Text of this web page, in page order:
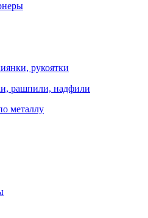
рукоятки
рашпили, надфили
металлу